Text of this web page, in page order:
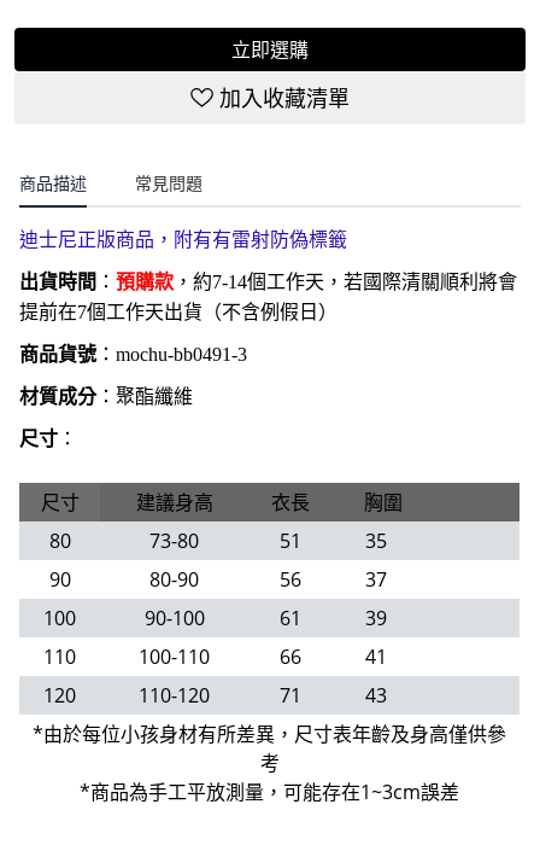
立即選購
加入收藏清單
商品描述 常見問題
迪士尼正版商品，附有有雷射防偽標籤
出貨時間 ： 預購款 ，約7-14個工作天，若國際清關順利將會
提前在7個工作天出貨（不含例假日）
商品貨號： mochu-bb0491-3
材質成分：聚酯纖維
尺寸 ：
尺寸 建議身高 衣長
胸圍
80
73-80 51
35
90
80-90 56
37
100
90-100 61
39
110
100-110 66
41
120
110-120 71
43
*由於每位小孩身材有所差異，尺寸表年齡及身高僅供參
考
*商品為手工平放測量，可能存在1~3cm誤差